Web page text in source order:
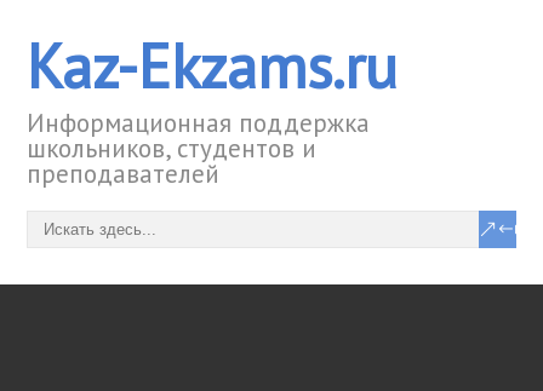
Kaz-Ekzams.ru
Информационная поддержка
школьников, студентов и
преподавателей